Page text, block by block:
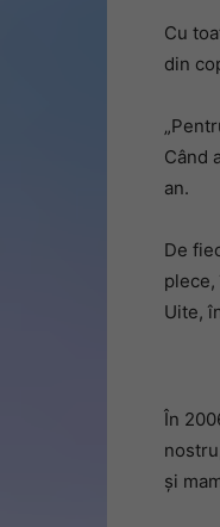
Cu
din
Când
an.
De
plece,
Uite,
În
și